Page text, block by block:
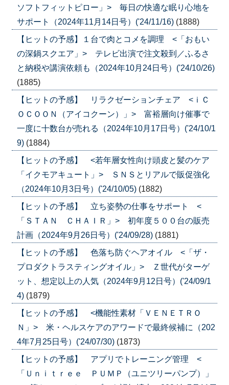
ソフトフィットピロー」> 毎日の快適な眠り心地を
サポート（2024年11月14日号）('24/11/16) (1888)
【ヒットの予感】１台で肉とコメを調理 <「おもい
の深鍋スクエア」> テレビ出演で注文殺到／ふるさ
と納税や講演依頼も（2024年10月24日号）('24/10/26)
(1885)
【ヒットの予感】 リラクゼーションチェア <ｉＣ
ＯＣＯＯＮ（アイコクーン）」> 富裕層向け催事で
一度に十数台が売れる（2024年10月17日号）('24/10/1
9) (1884)
【ヒットの予感】 <若年層女性向け頭皮と髪のケア
「イクモアキュート」> ＳＮＳとリアルで販促強化
（2024年10月3日号）('24/10/05) (1882)
【ヒットの予感】 立ち姿勢の仕事をサポート <
「ＳＴＡＮ ＣＨＡＩＲ」> 初年度５００台の販売
計画（2024年9月26日号）('24/09/28) (1881)
【ヒットの予感】 色落ち防ぐヘアオイル <「ザ・
プロダクトラスティングオイル」> Ｚ世代がターゲ
ット、想定以上の人気（2024年9月12日号）('24/09/1
4) (1879)
【ヒットの予感】 <機能性素材「ＶＥＮＥＴＲＯ
Ｎ」> 米・ヘルスケアのアワードで最終候補に（202
4年7月25日号）('24/07/30) (1873)
【ヒットの予感】 アプリでトレーニング管理 <
「Ｕｎｉｔｒｅｅ ＰＵＭＰ（ユニツリーパンプ）」